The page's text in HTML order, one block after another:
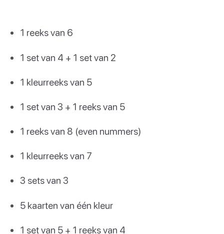
1 reeks van 6
1 set van 4 + 1 set van 2
1 kleurreeks van 5
1 set van 3 + 1 reeks van 5
1 reeks van 8 (even nummers)
1 kleurreeks van 7
3 sets van 3
5 kaarten van één kleur
1 set van 5 + 1 reeks van 4